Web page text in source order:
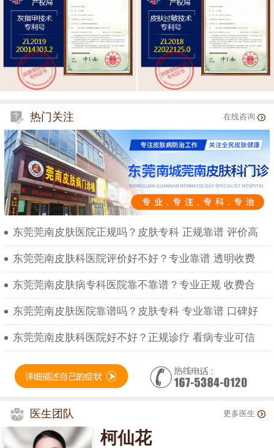
热门关注 在线咨询
东莞莞南皮肤医院正规吗？皮肤专科 正规靠谱 评价高
东莞莞南皮肤科医院评价好不好？专业靠谱 透明收费
东莞莞南皮肤病专科医院靠不靠谱？专业正规 收费合
东莞莞南皮肤医院靠谱吗？皮肤专科 专业靠谱 口碑好
东莞莞南皮肤科医院好不好？正规诊疗 看病专业可信
医生团队 更多医生
柯仙花